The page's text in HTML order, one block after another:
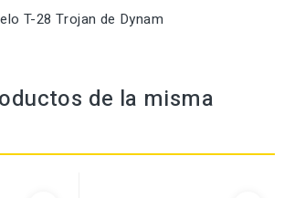
T-28 Trojan de Dynam
de la misma